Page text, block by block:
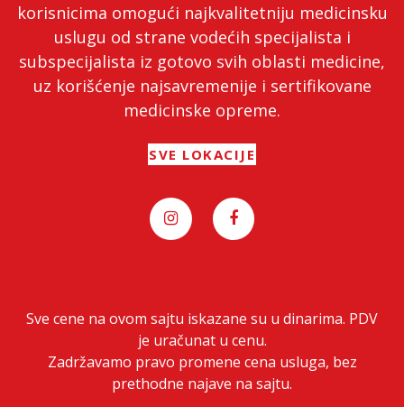
korisnicima omogući najkvalitetniju medicinsku
uslugu od strane vodećih specijalista i
subspecijalista iz gotovo svih oblasti medicine,
uz korišćenje najsavremenije i sertifikovane
medicinske opreme.
SVE LOKACIJE
Sve cene na ovom sajtu iskazane su u dinarima. PDV
je uračunat u cenu.
Zadržavamo pravo promene cena usluga, bez
prethodne najave na sajtu.